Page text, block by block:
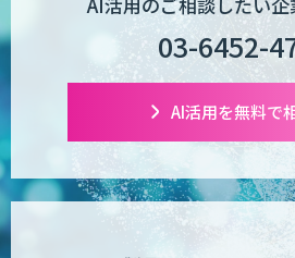
03-6452-
AI活用を無料で